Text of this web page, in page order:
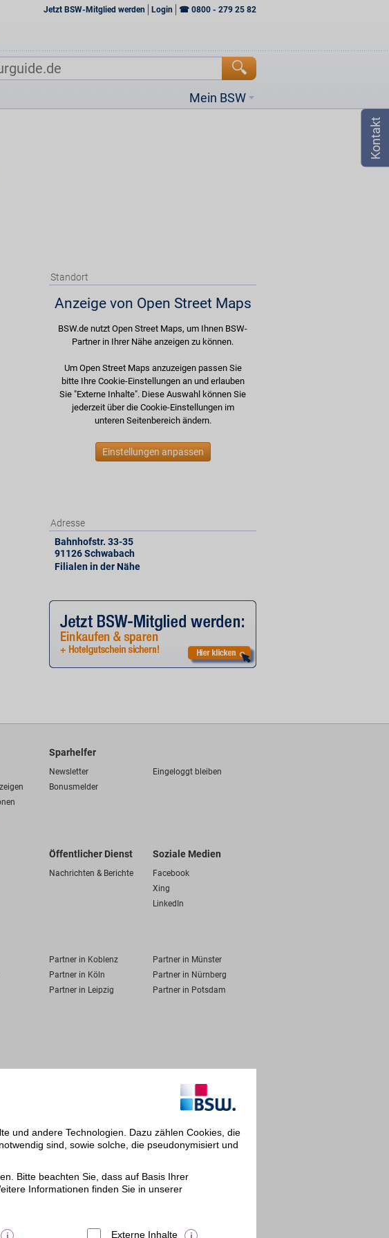
Jetzt BSW-Mitglied werden Login ☎ 0800 - 279 25 82
Mein BSW
Standort
Anzeige von Open Street Maps
BSW.de nutzt Open Street Maps, um Ihnen BSW-
Partner in Ihrer Nähe anzeigen zu können.
Um Open Street Maps anzuzeigen passen Sie
bitte Ihre Cookie-Einstellungen an und erlauben
Sie "Externe Inhalte". Diese Auswahl können Sie
jederzeit über die Cookie-Einstellungen im
unteren Seitenbereich ändern.
Einstellungen anpassen
Adresse
Bahnhofstr. 33-35
91126Schwabach
Filialen in der Nähe
Sparhelfer
Newsletter
Eingeloggt bleiben
Bonusmelder
Öffentlicher Dienst
Nachrichten & Berichte
Soziale Medien
Facebook
Xing
LinkedIn
Partner in Koblenz
Partner in Münster
Partner in Köln
Partner in Nürnberg
Partner in Leipzig Partner in Potsdam
und andere Technologien. Dazu zählen Cookies, die
sind, sowie solche, die pseudonymisiert und
Bitte beachten Sie, dass auf Basis Ihrer
Informationen finden Sie in unserer
Externe Inhalte